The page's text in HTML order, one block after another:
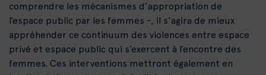
comprendre les mécanismes d’appropriation de
l’espace public par les femmes -, il s’agira de mieux
appréhender ce continuum des violences entre espace
privé et espace public qui s’exercent à l’encontre des
femmes. Ces interventions mettront également en